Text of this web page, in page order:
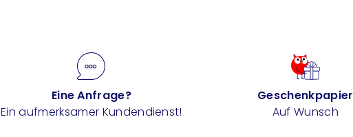
Eine Anfrage?
Ein aufmerksamer Kundendienst!
Geschenkpapier
Auf Wunsch